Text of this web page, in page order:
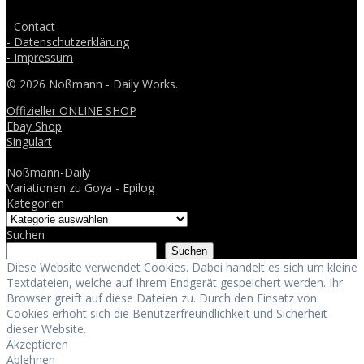
- Contact
- Datenschutzerklärung
- Impressum
© 2026 Noßmann - Daily Works.
Offizieller ONLINE SHOP
Ebay Shop
Singulart
Noßmann-Daily
Variationen zu Goya - Epilog
Kategorien
Suchen
Suchen
Diese Website verwendet Cookies. Dabei handelt es sich um kleine
Textdateien, welche auf Ihrem Endgerät gespeichert werden. Ihr
Browser greift auf diese Dateien zu. Durch den Einsatz von
Cookies erhöht sich die Benutzerfreundlichkeit und Sicherheit
dieser Website.
Akzeptieren
Ablehnen